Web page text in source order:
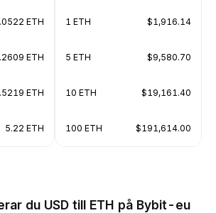
ETH
ETH
ETH
5.22 ETH
1 ETH $1,916.14
5 ETH $9,580.70
10 ETH $19,161.40
100 ETH $191,614.00
du USD till ETH på Bybit-eu